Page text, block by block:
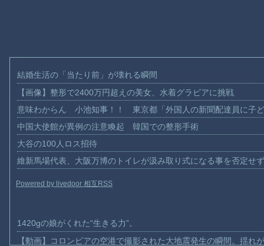
結婚生活の「当たり前」が壊れる瞬間
【画像】整形で2400万円超えの美女、水着グラビアに挑戦
意味わからん 小池知事！！ 東京都「外国人の新聞配達員に子
中国大使館が異例の注意喚起 韓国での整形手術
大谷の100人ロス招待
維新馬場代表、大阪万博のトイレが汲み取り式になる事を否定せ
Powered by livedoor 相互RSS
1420gの娘がくれた“生きる力”。
【動画】コロンビアの空港で撮影された大地震発生の瞬間。揺れ